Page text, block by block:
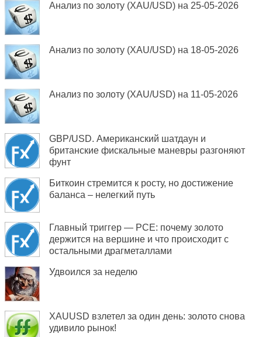
Анализ по золоту (XAU/USD) на 25-05-2026
Анализ по золоту (XAU/USD) на 18-05-2026
Анализ по золоту (XAU/USD) на 11-05-2026
GBP/USD. Американский шатдаун и
британские фискальные маневры разгоняют
фунт
Биткоин стремится к росту, но достижение
баланса – нелегкий путь
Главный триггер — PCE: почему золото
держится на вершине и что происходит с
остальными драгметаллами
Удвоился за неделю
XAUUSD взлетел за один день: золото снова
удивило рынок!